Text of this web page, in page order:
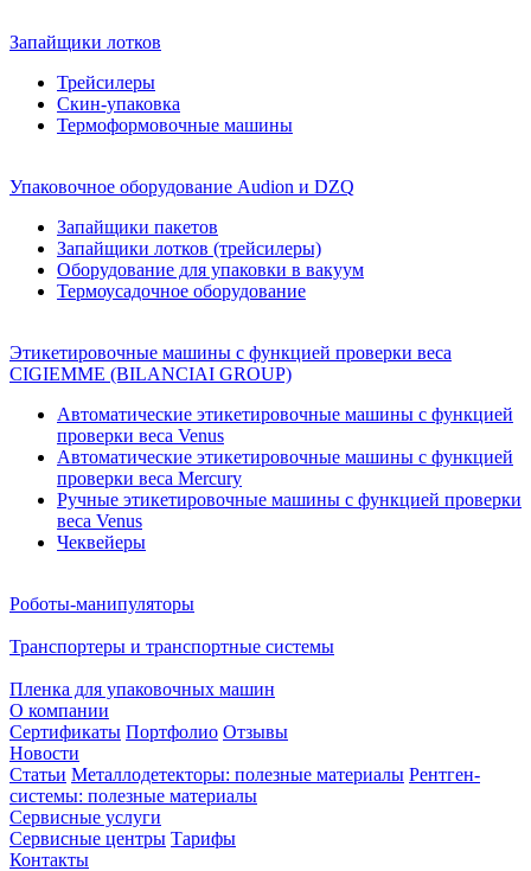
Запайщики лотков
Трейсилеры
Скин-упаковка
Термоформовочные машины
Упаковочное оборудование Audion и DZQ
Запайщики пакетов
Запайщики лотков (трейсилеры)
Оборудование для упаковки в вакуум
Термоусадочное оборудование
Этикетировочные машины с функцией проверки веса
CIGIEMME (BILANCIAI GROUP)
Автоматические этикетировочные машины с функцией
проверки веса Venus
Автоматические этикетировочные машины с функцией
проверки веса Mercury
Ручные этикетировочные машины с функцией проверки
веса Venus
Чеквейеры
Роботы-манипуляторы
Транспортеры и транспортные системы
Пленка для упаковочных машин
О компании
Сертификаты Портфолио Отзывы
Новости
Статьи Металлодетекторы: полезные материалы Рентген-
системы: полезные материалы
Сервисные услуги
Сервисные центры Тарифы
Контакты